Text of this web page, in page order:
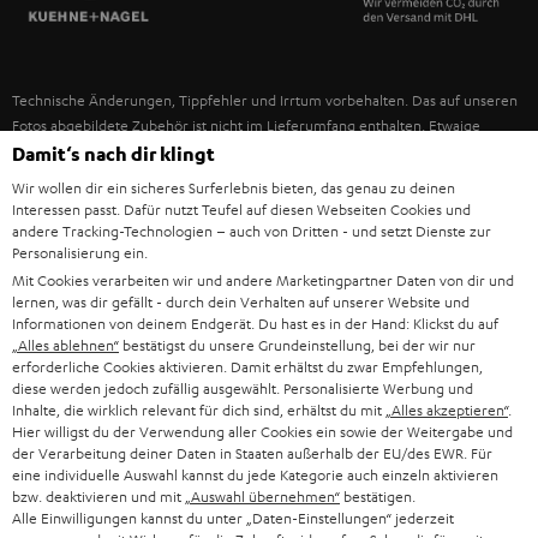
NEUHEITEN
UNSER MANAGEMENT
UNSERE WERTE
BILDUNGSRABATT
GESCHENKGUTSCHEIN
BARRIEREFREIHEIT
USA
WEITERE LÄNDER
Technische Änderungen, Tippfehler und Irrtum vorbehalten. Das auf unseren
Fotos abgebildete Zubehör ist nicht im Lieferumfang enthalten. Etwaige
Entsorgungsgebühren für Batterien sind im Preis inbegriffen.
©2026 Lautsprecher Teufel GmbH - All rights reserved.
Impressum AGB
Vertrag widerrufen
Damit‘s nach dir klingt
Wir wollen dir ein sicheres Surferlebnis bieten, das genau zu deinen
Interessen passt. Dafür nutzt Teufel auf diesen Webseiten Cookies und
andere Tracking-Technologien – auch von Dritten - und setzt Dienste zur
Personalisierung ein.
Mit Cookies verarbeiten wir und andere Marketingpartner Daten von dir und
lernen, was dir gefällt - durch dein Verhalten auf unserer Website und
Informationen von deinem Endgerät. Du hast es in der Hand: Klickst du auf
„Alles ablehnen“ bestätigst du unsere Grundeinstellung, bei der wir nur
erforderliche Cookies aktivieren. Damit erhältst du zwar Empfehlungen,
diese werden jedoch zufällig ausgewählt. Personalisierte Werbung und
Inhalte, die wirklich relevant für dich sind, erhältst du mit „Alles akzeptieren“.
Hier willigst du der Verwendung aller Cookies ein sowie der Weitergabe und
der Verarbeitung deiner Daten in Staaten außerhalb der EU/des EWR. Für
eine individuelle Auswahl kannst du jede Kategorie auch einzeln aktivieren
bzw. deaktivieren und mit „Auswahl übernehmen“ bestätigen.
Alle Einwilligungen kannst du unter „Daten-Einstellungen“ jederzeit